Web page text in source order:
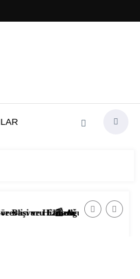
İşte Başvuru Şartları
Güvenlik Görevlisi Alımları